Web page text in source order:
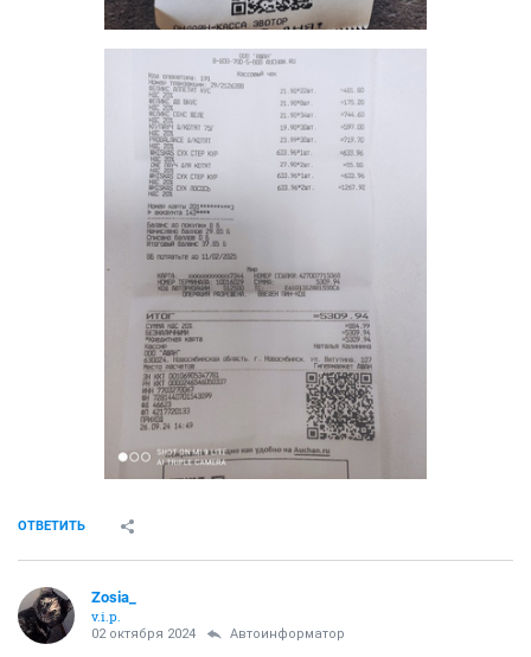
ОТВЕТИТЬ
Zosia_
v.i.p.
02 октября 2024 Автоинформатор